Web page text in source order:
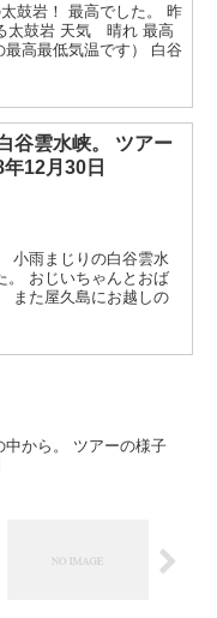
鼓岩！ 最高でした。 昨
太鼓岩 天気 晴れ 最高
高最低気温です） 白谷
谷雲水峡。 ツアー
12月30日
小雨まじりの白谷雲水
。 おじいちゃんとおば
また屋久島にお越しの
中から。 ツアーの様子